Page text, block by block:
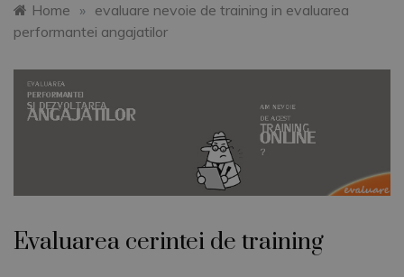
Home » evaluare nevoie de training in evaluarea
performantei angajatilor
Evaluarea cerintei de training